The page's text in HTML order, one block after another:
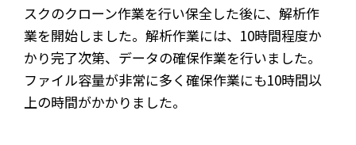
スクのクローン作業を行い保全した後に、解析作
業を開始しました。解析作業には、10時間程度か
かり完了次第、データの確保作業を行いました。
ファイル容量が非常に多く確保作業にも10時間以
上の時間がかかりました。